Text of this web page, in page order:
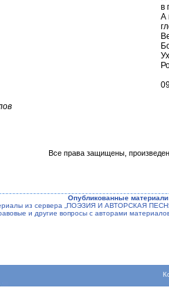
в
А
Все права защищены,
Опубликованные
из сервера „ПОЭЗИЯ И АВТОРСКАЯ
и другие вопросы с авторами